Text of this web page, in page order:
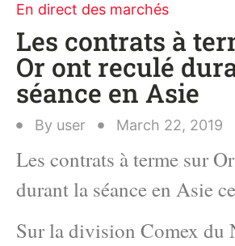
En direct des marchés
Les contrats à
Or ont reculé
séance en Asie
By user March 22, 2019
Les contrats à terme sur
durant la séance en Asie
Sur la division Comex du